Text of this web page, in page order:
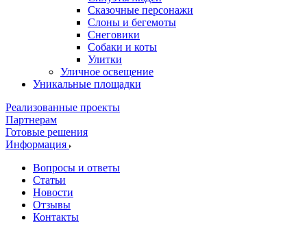
Сказочные персонажи
Слоны и бегемоты
Снеговики
Собаки и коты
Улитки
Уличное освещение
Уникальные площадки
Реализованные проекты
Партнерам
Готовые решения
Информация
Вопросы и ответы
Статьи
Новости
Отзывы
Контакты